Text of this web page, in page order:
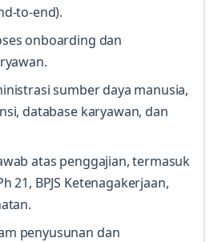
to-end).
onboarding dan
sumber daya manusia,
database karyawan, dan
atas penggajian, termasuk
21, BPJS Ketenagakerjaan,
penyusunan dan